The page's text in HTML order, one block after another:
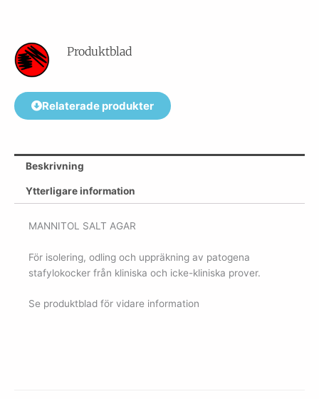
Produktblad
Relaterade produkter
Beskrivning
Ytterligare information
MANNITOL SALT AGAR
För isolering, odling och uppräkning av patogena
stafylokocker från kliniska och icke-kliniska prover.
Se produktblad för vidare information